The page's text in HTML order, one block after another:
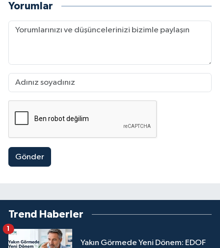
Yorumlar
Gönder
Trend Haberler
Yakın Görmede Yeni Dönem: EDOF
1